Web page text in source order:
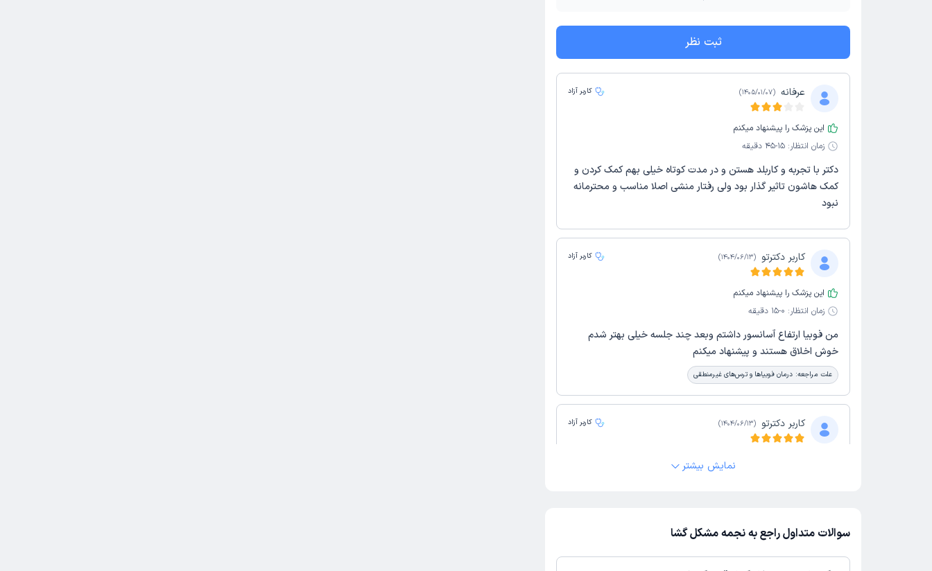
ثبت نظر
عرفانه (
1405/01/07
) کاربر آزاد
این پزشک را پیشنهاد میکنم
زمان انتظار: 15-45 دقیقه
دکتر با تجربه و کاربلد هستن و در مدت کوتاه خیلی بهم کمک کردن و
کمک هاشون تاثیر گذار بود ولی رفتار منشی اصلا مناسب و محترمانه
نبود
کاربر دکترتو (
1404/06/13
) کاربر آزاد
این پزشک را پیشنهاد میکنم
زمان انتظار: 0-15 دقیقه
من فوبیا ارتفاع ‌آسانسور داشتم و‌بعد چند جلسه خیلی بهتر شدم
خوش اخلاق هستند و پیشنهاد میکنم
علت مراجعه: درمان فوبیاها و ترس‌های غیرمنطقی
کاربر دکترتو (
1404/06/13
) کاربر آزاد
این پزشک را پیشنهاد میکنم
خوش اخلاق و صبور هستن حتما بهتون پیشنهاد میکنم
علت مراجعه: درمان اختلالات اضطرابی و استرس
نمایش بیشتر
سوالات متداول راجع به نجمه مشکل گشا